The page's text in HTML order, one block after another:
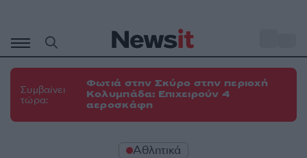
περιεχόμενο
Συμβαίνει
τώρα:
Φωτιά στην Σκύρο στην περιοχή
Κολυμπάδα: Επιχειρούν 4
αεροσκάφη
Αθλητικά